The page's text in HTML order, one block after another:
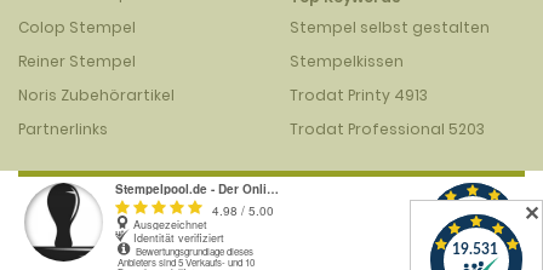
Colop Stempel
Reiner Stempel
Noris Zubehörartikel
Partnerlinks
Stempel selbst gestalten
Stempelkissen
Trodat Printy 4913
Trodat Professional 5203
✕